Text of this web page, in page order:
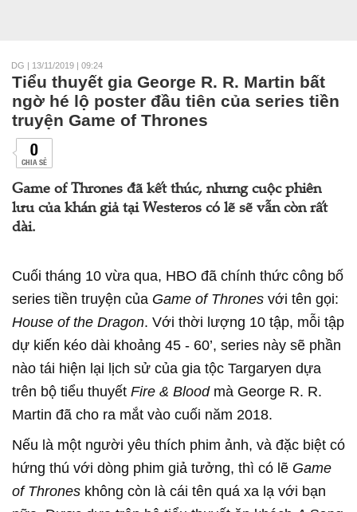
DG | 13/11/2019 | 09:24
Tiểu thuyết gia George R. R. Martin bất
ngờ hé lộ poster đầu tiên của series tiền
truyện Game of Thrones
0
CHIA SẺ
Game of Thrones đã kết thúc, nhưng cuộc phiên
lưu của khán giả tại Westeros có lẽ sẽ vẫn còn rất
dài.
Cuối tháng 10 vừa qua, HBO đã chính thức công bố
series tiền truyện của Game of Thrones với tên gọi:
House of the Dragon. Với thời lượng 10 tập, mỗi tập
dự kiến kéo dài khoảng 45 - 60’, series này sẽ phần
nào tái hiện lại lịch sử của gia tộc Targaryen dựa
trên bộ tiểu thuyết Fire & Bloodmà George R. R.
Martin đã cho ra mắt vào cuối năm 2018.
Nếu là một người yêu thích phim ảnh, và đặc biệt có
hứng thú với dòng phim giả tưởng, thì có lẽ Game
of Thrones không còn là cái tên quá xa lạ với bạn